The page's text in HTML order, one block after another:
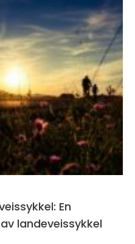
En
landeveissykkel